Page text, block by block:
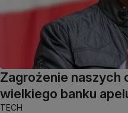
Zagrożenie naszych
wielkiego banku
TECH